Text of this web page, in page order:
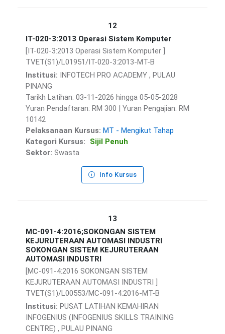
12
IT-020-3:2013 Operasi Sistem Komputer
[IT-020-3:2013 Operasi Sistem Komputer ]
TVET(S1)/L01951/IT-020-3:2013-MT-B
Institusi: INFOTECH PRO ACADEMY , PULAU
PINANG
Tarikh Latihan: 03-11-2026 hingga 05-05-2028
Yuran Pendaftaran: RM 300 | Yuran Pengajian: RM
10142
Pelaksanaan Kursus: MT - Mengikut Tahap
Kategori Kursus:
Sijil Penuh
Sektor: Swasta
Info Kursus
13
MC-091-4:2016;SOKONGAN SISTEM
KEJURUTERAAN AUTOMASI INDUSTRI
SOKONGAN SISTEM KEJURUTERAAN
AUTOMASI INDUSTRI
[MC-091-4:2016 SOKONGAN SISTEM
KEJURUTERAAN AUTOMASI INDUSTRI ]
TVET(S1)/L00553/MC-091-4:2016-MT-B
Institusi: PUSAT LATIHAN KEMAHIRAN
INFOGENIUS (INFOGENIUS SKILLS TRAINING
CENTRE) , PULAU PINANG